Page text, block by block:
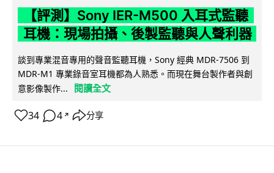
【評測】Sony IER-M500 入耳式監聽
耳機：現場拍攝、後製監聽與人聲利器
談到專業混音專用的聲音監聽耳機，Sony 經典 MDR-7506 到
MDR-M1 專業錄音室耳機都為人熟悉。而現在舞台製作者與創
意影像製作...
閱讀全文
34 4 ↗ 分享